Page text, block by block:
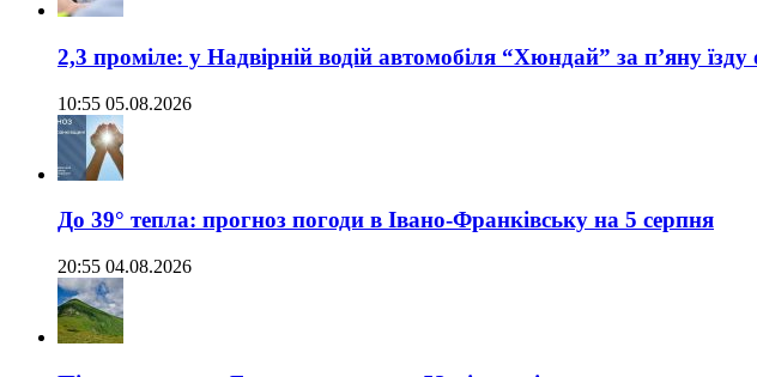
2,3 проміле: у Надвірній водій автомобіля “Хюндай” за п’яну
10:55 05.08.2026
До 39° тепла: прогноз погоди в Івано-Франківську на 5 серпня
20:55 04.08.2026